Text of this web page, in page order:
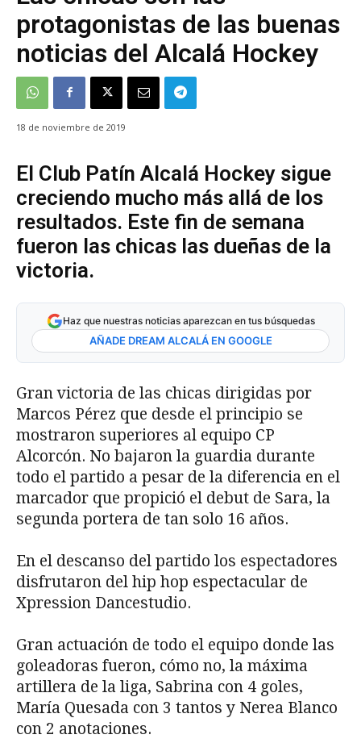
protagonistas de las buenas
noticias del Alcalá Hockey
18 de noviembre de 2019
El Club Patín Alcalá Hockey sigue
creciendo mucho más allá de los
resultados. Este fin de semana
fueron las chicas las dueñas de la
victoria.
Haz que nuestras noticias aparezcan en tus búsquedas
AÑADE DREAM ALCALÁ EN GOOGLE
Gran victoria de las chicas dirigidas por
Marcos Pérez que desde el principio se
mostraron superiores al equipo CP
Alcorcón. No bajaron la guardia durante
todo el partido a pesar de la diferencia en el
marcador que propició el debut de Sara, la
segunda portera de tan solo 16 años.
En el descanso del partido los espectadores
disfrutaron del hip hop espectacular de
Xpression Dancestudio.
Gran actuación de todo el equipo donde las
goleadoras fueron, cómo no, la máxima
artillera de la liga, Sabrina con 4 goles,
María Quesada con 3 tantos y Nerea Blanco
con 2 anotaciones.